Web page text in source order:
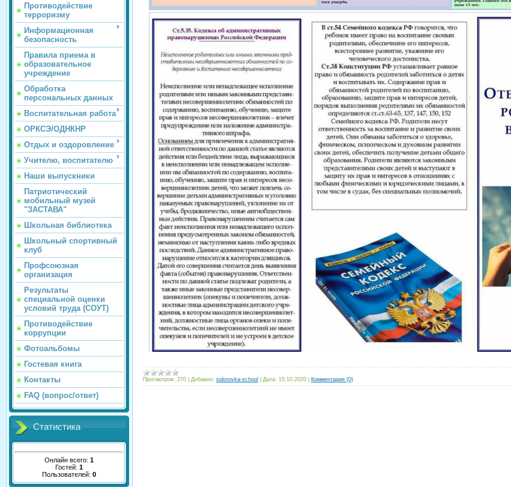
Противодействие
терроризму
Информационная
безопасность
Правила приема в
образовательное
учреждение
Обработка
персональных данных
Воспитательная работа
ОРКСЭ/ОДНКНР
Отдых и оздоровление
Учителю, воспитателю
Наши выпускники
Патриотический
мобильный музей
"ЗАСТАВА"
Школьная библиотека
Школьный спортивный
клуб
Профсоюзная
организация
Результаты
специальной оценки
условий труда (СОУТ)
Противодействие
коррупции
Фотоальбомы
Гостевая книга
Контакты
FAQ (вопрос/ответ)
Статистика
Онлайн всего: 1
Гостей: 1
Пользователей: 0
Просмотров: 270 Добавил: sidorovka-school Дата: 15.10.2020 Комментарии (0)